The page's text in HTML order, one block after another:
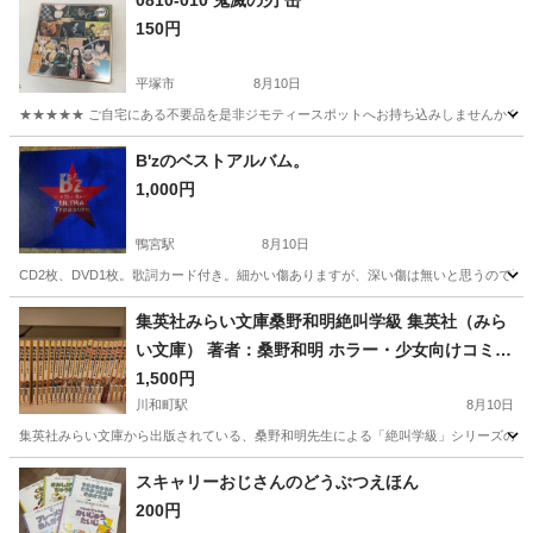
150円
平塚市 8月10日
★★★★★ ご自宅にある不要品を是非ジモティースポットへお持ち込みしませんか？
神奈川 平塚市 DVD/ブルーレイ
B'zのベストアルバム。
1,000円
鴨宮駅 8月10日
CD2枚、DVD1枚。歌詞カード付き。細かい傷ありますが、深い傷は無いと思うので
神奈川 小田原市 鴨宮駅 CD
集英社みらい文庫桑野和明絶叫学級 集英社（みら
い文庫） 著者：桑野和明 ホラー・少女向けコミッ
ク・小説
1,500円
川和町駅 8月10日
集英社みらい文庫から出版されている、桑野和明先生による「絶叫学級」シリーズの
神奈川 横浜市 川和町駅 マンガ、コミック、アニメ
絶叫学級
スキャリーおじさんのどうぶつえほん
200円